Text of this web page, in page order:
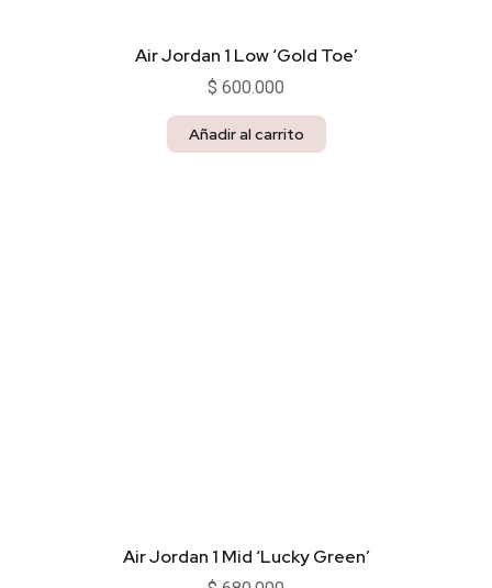
Air Jordan 1 Low ‘Gold Toe’
$ 600.000
Añadir al carrito
Air Jordan 1 Mid ‘Lucky Green’